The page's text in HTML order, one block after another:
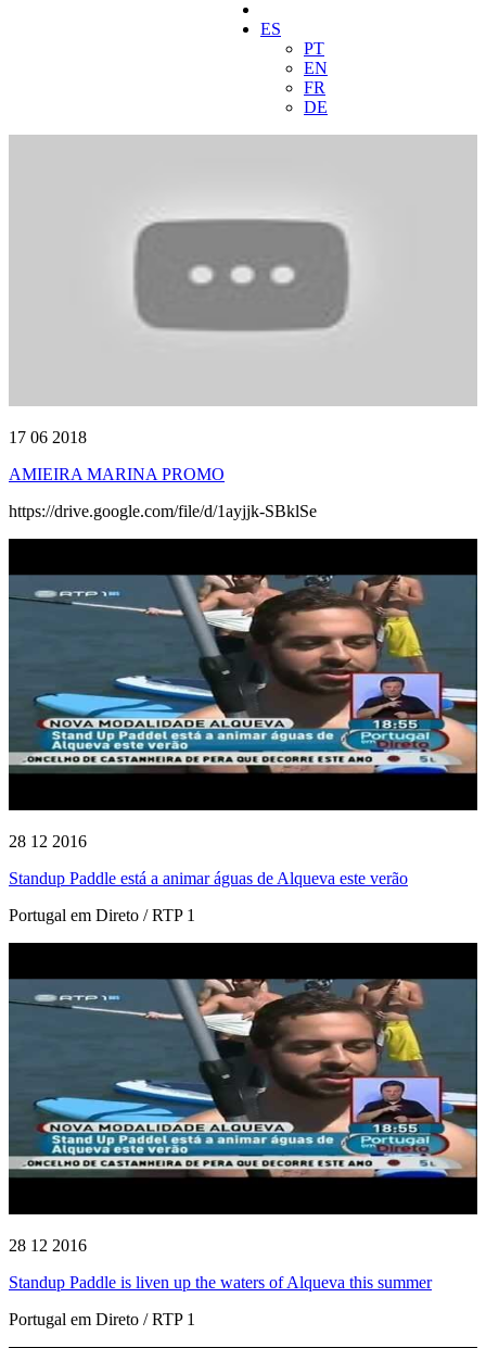
ES
PT
EN
FR
DE
17 06 2018
AMIEIRA MARINA PROMO
https://drive.google.com/file/d/1ayjjk-SBklSe
28 12 2016
Standup Paddle está a animar águas de Alqueva este verão
Portugal em Direto / RTP 1
28 12 2016
Standup Paddle is liven up the waters of Alqueva this summer
Portugal em Direto / RTP 1